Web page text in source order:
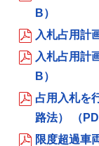
B）
入札占用計
入札占用計
B）
占用入札を
路法） （
限度超過車